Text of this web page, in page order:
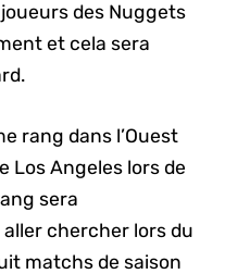
des Nuggets
et cela sera
rang dans l’Ouest
Los Angeles lors de
sera
chercher lors du
matchs de saison